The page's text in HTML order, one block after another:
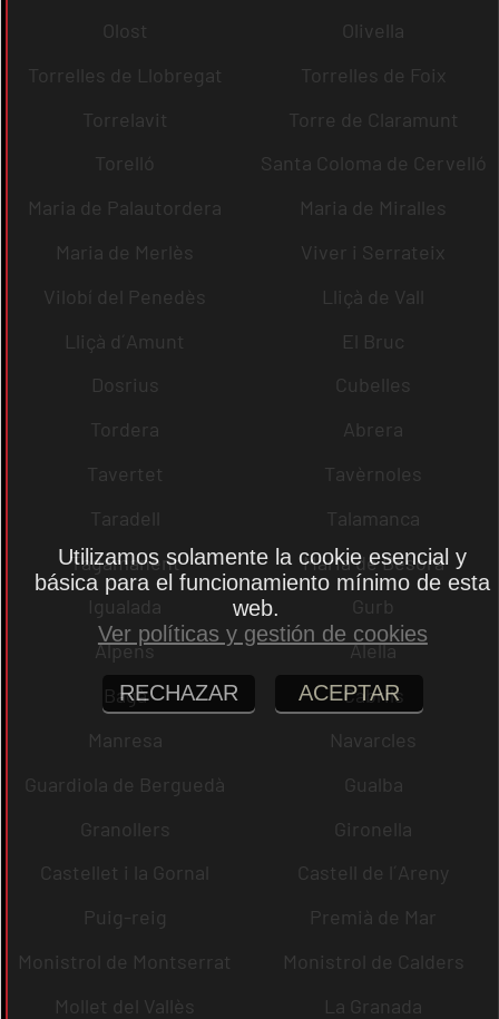
Olost
Olivella
Torrelles de Llobregat
Torrelles de Foix
Torrelavit
Torre de Claramunt
Torelló
Santa Coloma de Cervelló
Maria de Palautordera
Maria de Miralles
Maria de Merlès
Viver i Serrateix
Vilobí del Penedès
Lliçà de Vall
Lliçà d´Amunt
El Bruc
Dosrius
Cubelles
Tordera
Abrera
Tavertet
Tavèrnoles
Taradell
Talamanca
Tagamanent
Maria de Besora
Igualada
Gurb
Alpens
Alella
Bagà
Cabrils
Manresa
Navarcles
Guardiola de Berguedà
Gualba
Granollers
Gironella
Castellet i la Gornal
Castell de l´Areny
Puig-reig
Premià de Mar
Monistrol de Montserrat
Monistrol de Calders
Mollet del Vallès
La Granada
Utilizamos solamente la cookie esencial y
básica para el funcionamiento mínimo de esta
web.
Ver políticas y gestión de cookies
RECHAZAR ACEPTAR